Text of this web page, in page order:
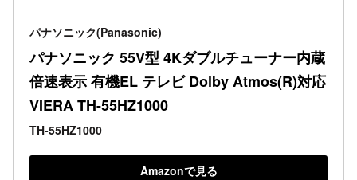
パナソニック(Panasonic)
パナソニック 55V型 4Kダブルチューナー内蔵
倍速表示 有機EL テレビ Dolby Atmos(R)対応
VIERA TH-55HZ1000
TH-55HZ1000
Amazonで見る